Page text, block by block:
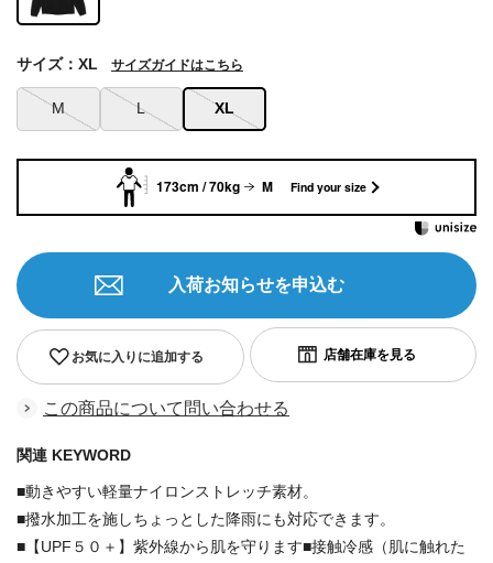
M L XL
サイズ：XL サイズガイドはこちら
お気に入りに追加する
入荷お知らせを申込む
この商品について問い合わせる
関連 KEYWORD
■動きやすい軽量ナイロンストレッチ素材。
■撥水加工を施しちょっとした降雨にも対応できます。
■【UPF５０＋】紫外線から肌を守ります■接触冷感（肌に触れた
173cm / 70kg M Find your size